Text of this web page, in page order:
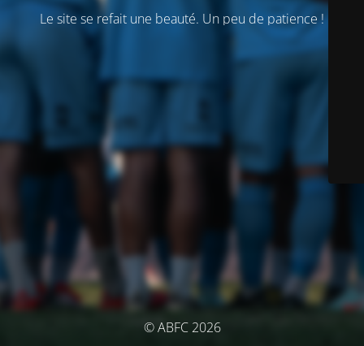
Le site se refait une beauté. Un peu de patience !
© ABFC 2026